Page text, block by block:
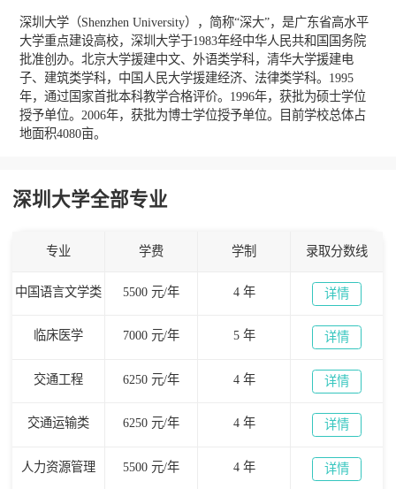
深圳大学（Shenzhen University），简称“深大”，是广东省高水平
大学重点建设高校，深圳大学于1983年经中华人民共和国国务院
批准创办。北京大学援建中文、外语类学科，清华大学援建电
子、建筑类学科，中国人民大学援建经济、法律类学科。1995
年，通过国家首批本科教学合格评价。1996年，获批为硕士学位
授予单位。2006年，获批为博士学位授予单位。目前学校总体占
地面积4080亩。
深圳大学全部专业
专业 学费 学制 录取分数线
中国语言文学类 5500 元/年 4 年 详情
临床医学 7000 元/年 5 年 详情
交通工程 6250 元/年 4 年 详情
交通运输类 6250 元/年 4 年 详情
人力资源管理 5500 元/年 4 年 详情